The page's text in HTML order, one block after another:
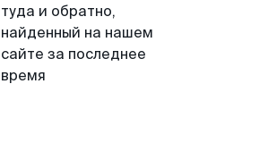
туда и обратно,
найденный на нашем
сайте за последнее
время